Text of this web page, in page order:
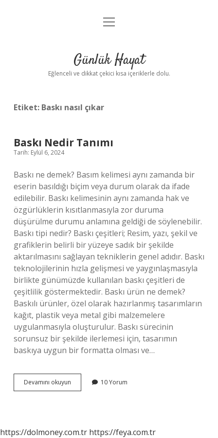
Anasayfa
Yasal Uyarı
menüyü
Günlük Hayat
Eğlenceli ve dikkat çekici kısa içeriklerle dolu.
Etiket: Baskı nasıl çıkar
Baskı Nedir Tanımı
Tarih: Eylül 6, 2024
Baskı ne demek? Basım kelimesi aynı zamanda bir
eserin basıldığı biçim veya durum olarak da ifade
edilebilir. Baskı kelimesinin aynı zamanda hak ve
özgürlüklerin kısıtlanmasıyla zor duruma
düşürülme durumu anlamına geldiği de söylenebilir.
Baskı tipi nedir? Baskı çeşitleri; Resim, yazı, şekil ve
grafiklerin belirli bir yüzeye sadık bir şekilde
aktarılmasını sağlayan tekniklerin genel adıdır. Baskı
teknolojilerinin hızla gelişmesi ve yaygınlaşmasıyla
birlikte günümüzde kullanılan baskı çeşitleri de
çeşitlilik göstermektedir. Baskı ürün ne demek?
Baskılı ürünler, özel olarak hazırlanmış tasarımların
kağıt, plastik veya metal gibi malzemelere
uygulanmasıyla oluşturulur. Baskı sürecinin
sorunsuz bir şekilde ilerlemesi için, tasarımın
baskıya uygun bir formatta olması ve…
Devamını okuyun
Nedir
10 Yorum
https://dolmoney.com.tr https://feya.com.tr